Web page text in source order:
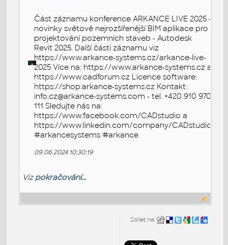
Část záznamu konference ARKANCE LIVE 2025 -
novinky světově nejrozšířenější BIM aplikace pro
projektování pozemních staveb - Autodesk
Revit 2025. Další části záznamu viz
https://www.arkance-systems.cz/arkance-live-
2025 Více na: https://www.arkance-systems.cz a
https://www.cadforum.cz Licence software:
https://shop.arkance-systems.cz Kontakt:
info.cz@arkance-systems.com - tel. +420 910 970
111 Sledujte nás na:
https://www.facebook.com/CADstudio a
https://www.linkedin.com/company/CADstudio
#arkancesystems #arkance
09.06.2024 10:30:19
Viz pokračování...
Sdílet na: